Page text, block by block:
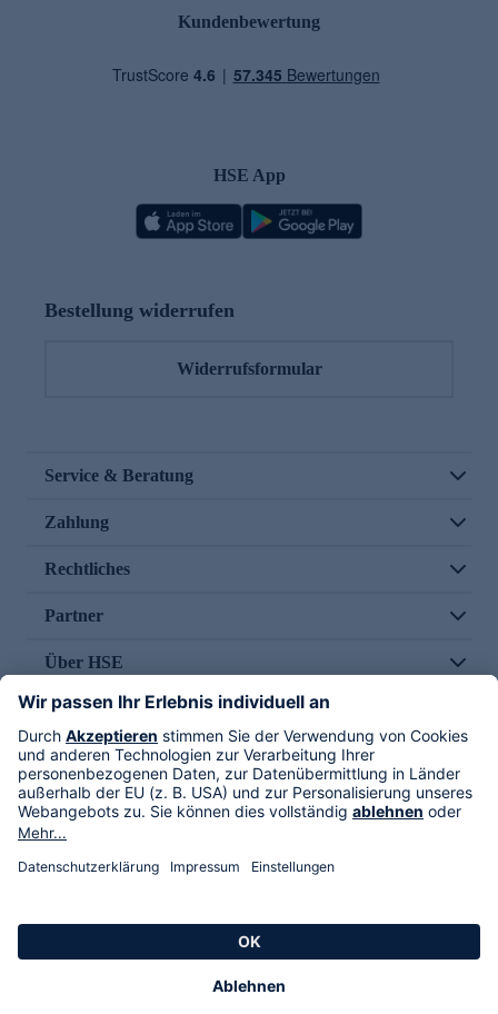
Kundenbewertung
HSE App
Bestellung widerrufen
Widerrufsformular
Service & Beratung
Zahlung
Rechtliches
Partner
Über HSE
Im TV
HSE International